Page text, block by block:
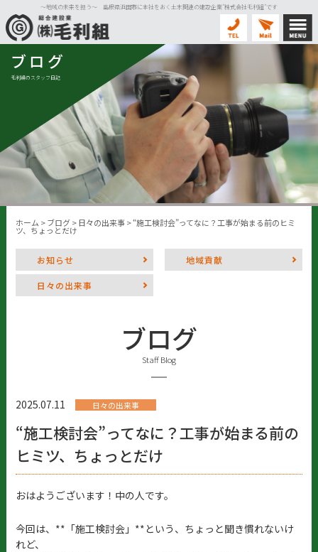
〜地域の未来を担う〜 島根県浜田市に本社をおく土木関連の建設企業”株式会社毛利組”です
ブログ
毛利組のスタッフ日記
ホーム >ブログ>日々の出来事>“施工検討会”ってなに？工事が始まる前のヒミ
ツ、ちょっとだけ
お知らせ 地域貢献
日々の出来事
ブログ
Staff Blog
2025.07.11 日々の出来事
“施工検討会”ってなに？工事が始まる前の
ヒミツ、ちょっとだけ
おはようございます！中の人です。
今回は、**「施工検討会」**という、ちょっと聞き慣れないけ
れど、